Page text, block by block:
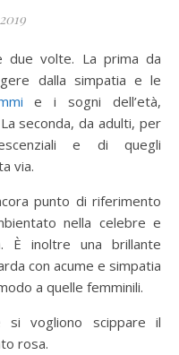
volte. La prima da
dalla simpatia e le
e i sogni dell’età,
seconda, da adulti, per
e di quegli
via.
punto di riferimento
nella celebre e
È inoltre una brillante
con acume e simpatia
a quelle femminili.
si vogliono scippare il
rosa.